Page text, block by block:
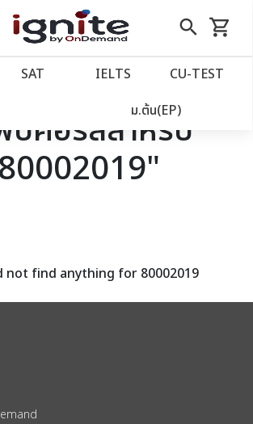
close
อิกไนท์
ชั่น
ยน
search
Skip
to
shopping_cart
รถเข็น
SAT IELTS CU‑TEST
ม.ต้น(EP)
คอร์สสำหรับ
not find anything for 80002019